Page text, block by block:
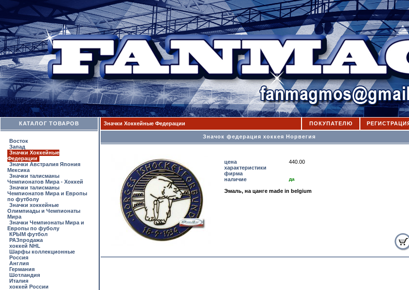
КАТАЛОГ ТОВАРОВ
Восток
Запад
Значки Хоккейные
Федерации
Значки Австралия Япония
Мексика
Значки талисманы
Чемпионатов Мира - Хоккей
Значки талисманы
Чемпионатов Мира и Европы
по футболу
Значки хоккейные
Олимпиады и Чемпионаты
Мира
Значки Чемпионаты Мира и
Европы по фуболу
КРЫМ футбол
РАЗпродажа
хоккей NHL
Шарфы коллекционные
Россия
Англия
Германия
Шотландия
Италия
хоккей России
Значки Хоккейные Федерации ПОКУПАТЕЛЮ
Значок федерация хоккея Норвегия
цена
440.00
характеристики
фирма
наличие
да
Эмаль, на цанге made in belgium